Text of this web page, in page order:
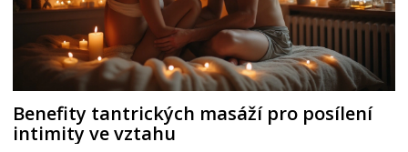
Benefity tantrických masáží pro posílení
intimity ve vztahu